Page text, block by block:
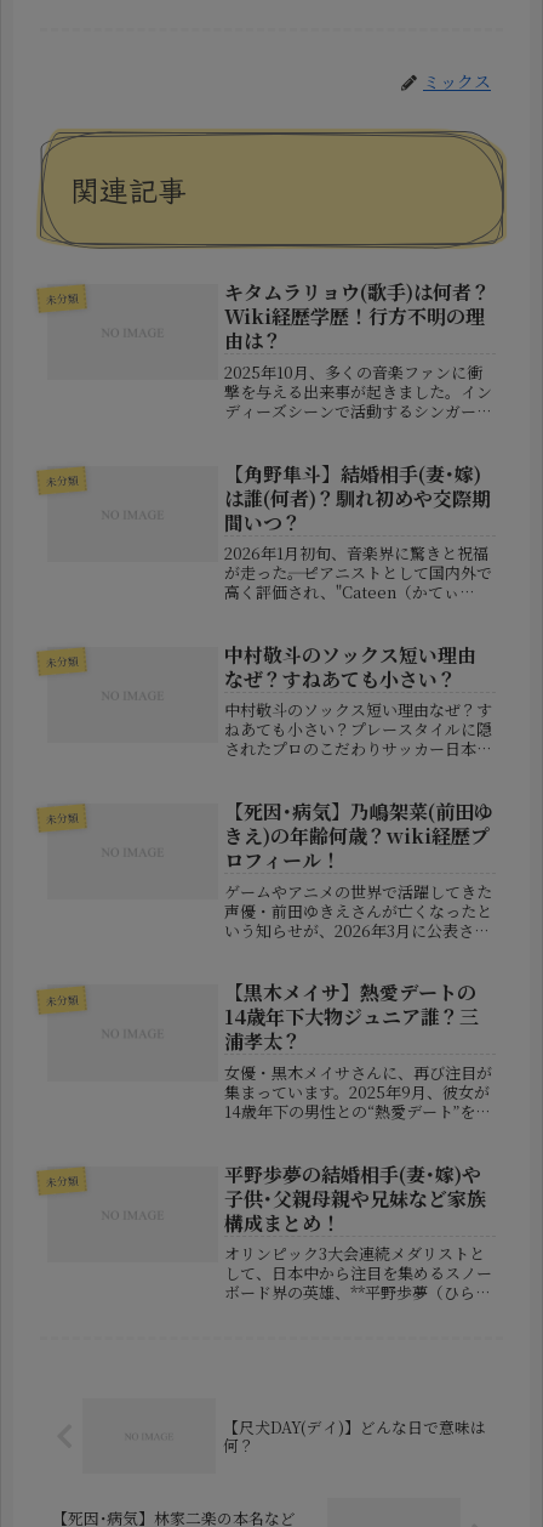
ミックス
関連記事
未分類
キタムラリョウ(歌手)は何者？
Wiki経歴学歴！行方不明の理
由は？
2025年10月、多くの音楽ファンに衝
撃を与える出来事が起きました。イン
ディーズシーンで活動するシンガーソ
絶ち、行方不明になっていると報じら
れたのです。X（旧Twitter）...
未分類
【角野隼斗】結婚相手(妻･嫁)
は誰(何者)？馴れ初めや交際期
間いつ？
2026年1月初旬、音楽界に驚きと祝福
が走った――。ピアニストとして国内外で
高く評価され、"Cateen（かてぃ
結婚を発表。新年の幕開けとともに公
開されたウェディング...
未分類
中村敬斗のソックス短い理由
なぜ？すねあても小さい？
中村敬斗のソックス短い理由なぜ？す
ねあても小さい？プレースタイルに隠
されたプロのこだわりサッカー日本代
ドリブルや得点力だけでなく、ひと目
で分かる独特のスタイルでも注目を集
め...
未分類
【死因･病気】乃嶋架菜(前田ゆ
きえ)の年齢何歳？wiki経歴プ
ロフィール！
ゲームやアニメの世界で活躍してきた
声優・前田ゆきえさんが亡くなったと
いう知らせが、2026年3月に公表され
くのファンや関係者に衝撃を与えてい
ます。またインターネット上では、...
未分類
【黒木メイサ】熱愛デートの
14歳年下大物ジュニア誰？三
浦孝太？
女優・黒木メイサさんに、再び注目が
集まっています。2025年9月、彼女が
14歳年下の男性との“熱愛デート”をキ
の相手は、「大物の息子」として知ら
れる人物。つまり、**“大物...
未分類
平野歩夢の結婚相手(妻･嫁)や
子供･父親母親や兄妹など家族
構成まとめ！
オリンピック3大会連続メダリストと
して、日本中から注目を集めるスノー
ボード界の英雄、**平野歩夢（ひらの
【尺犬DAY(デイ)】どんな日で意味は
何？
【死因･病気】林家二楽の本名など